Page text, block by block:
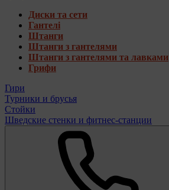
Диски та сети
Гантелі
Штанги
Штанги з гантелями
Штанги з гантелями та лавками
Грифи
Гири
Турники и брусья
Стойки
Шведские стенки и фитнес-станции